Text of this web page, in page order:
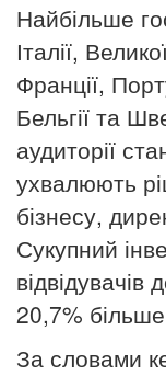
Найбільше
Італії,
Франції,
Бельгії та
аудиторії
ухвалюють
бізнесу,
Сукупний
20,7%
За словами